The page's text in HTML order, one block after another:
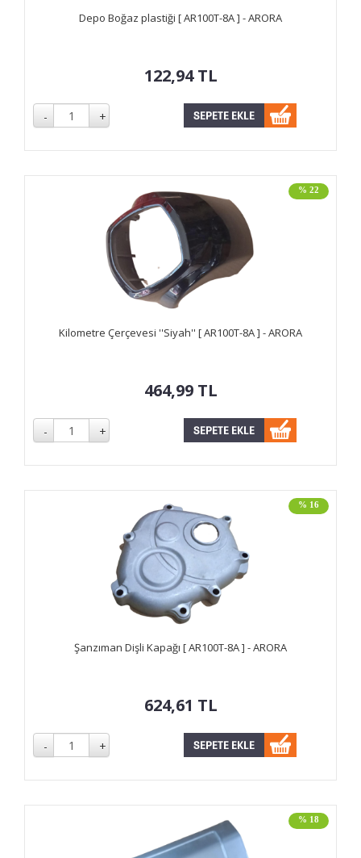
Depo Boğaz plastiği [ AR100T-8A ] - ARORA
122,94TL
% 22
Kilometre Çerçevesi ''Siyah'' [ AR100T-8A ] - ARORA
464,99 TL
% 16
Şanzıman Dişli Kapağı [ AR100T-8A ] - ARORA
624,61 TL
% 18